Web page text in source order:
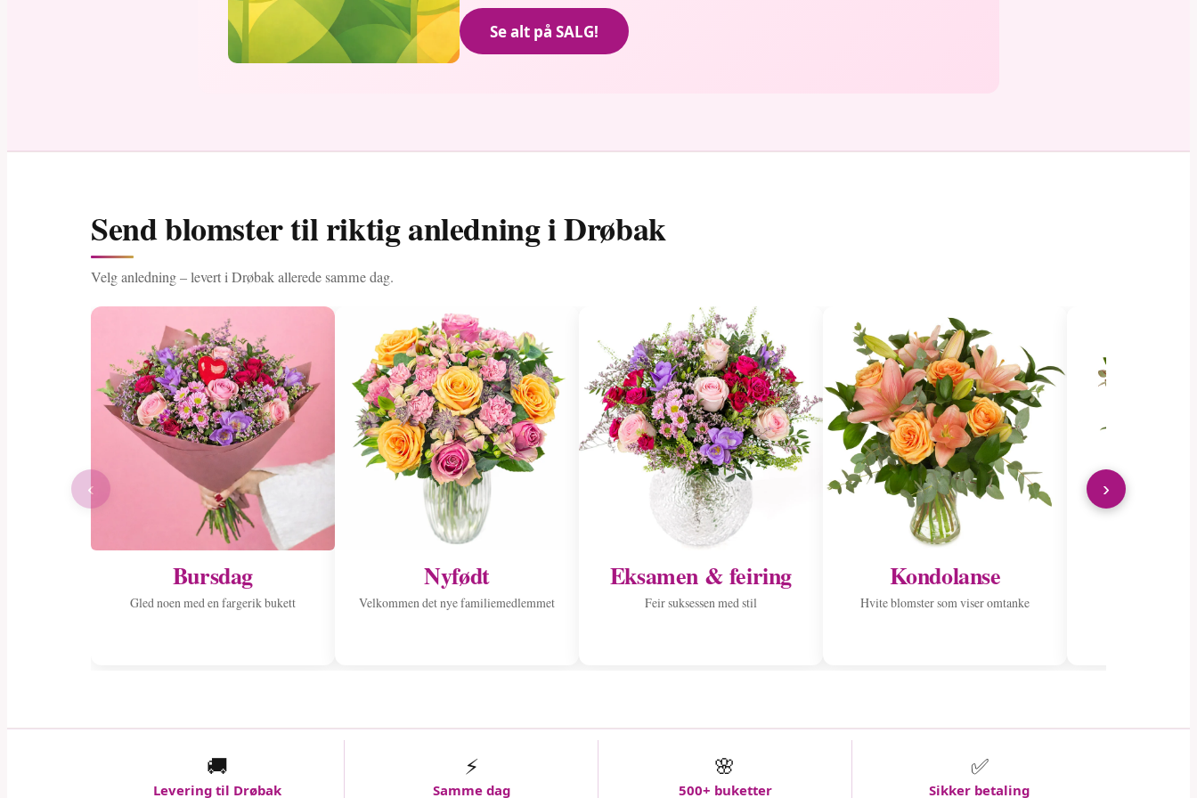
Se alt på SALG!
Send blomster til riktig anledning i Drøbak
Velg anledning – levert i Drøbak allerede samme dag.
Bursdag
Gled noen med en fargerik bukett
Nyfødt
Velkommen det nye familiemedlemmet
Eksamen & feiring
Feir suksessen med stil
Kondolanse
Hvite blomster som viser omtanke
‹ ›
🚚
Levering til Drøbak
⚡
Samme dag
🌸
500+ buketter
✅
Sikker betaling